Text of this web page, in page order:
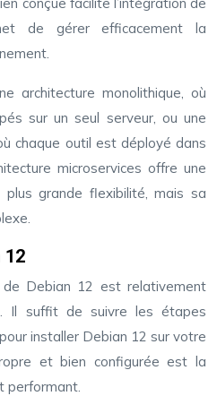
de gérer efficacement la
architecture monolithique, où
sur un seul serveur, ou une
chaque outil est déployé dans
microservices offre une
grande flexibilité, mais sa
12
de Debian 12 est relativement
Il suffit de suivre les étapes
installer Debian 12 sur votre
et bien configurée est la
performant.